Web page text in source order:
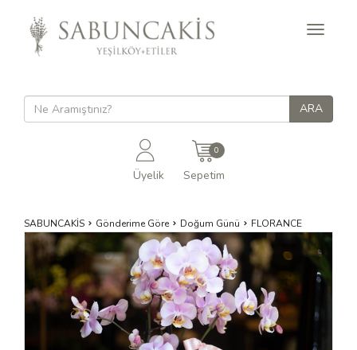
Toggle
Üyelik
0
Sepetim
SABUNCAKİS Gönderime Göre Doğum Günü FLORANCE